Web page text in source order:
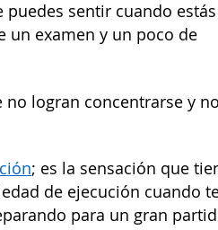
puedes sentir cuando estás
un examen y un poco de
logran concentrarse y
; es la sensación que
de ejecución cuando
para un gran